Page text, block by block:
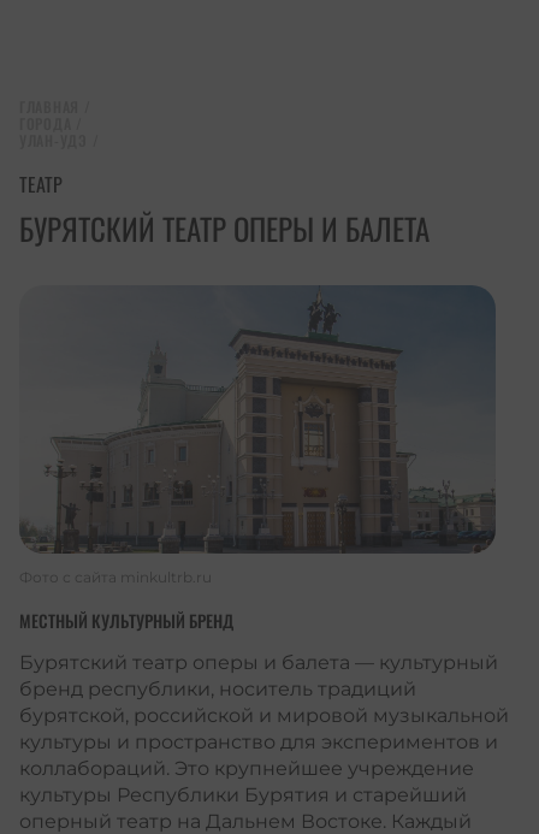
ТЕАТР
БУРЯТСКИЙ ТЕАТР ОПЕРЫ И БАЛЕТА
Фото с сайта minkultrb.ru
МЕСТНЫЙ КУЛЬТУРНЫЙ БРЕНД
Бурятский театр оперы и балета — культурный
бренд республики, носитель традиций
бурятской, российской и мировой музыкальной
культуры и пространство для экспериментов и
коллабораций. Это крупнейшее учреждение
культуры Республики Бурятия и старейший
оперный театр на Дальнем Востоке. Каждый